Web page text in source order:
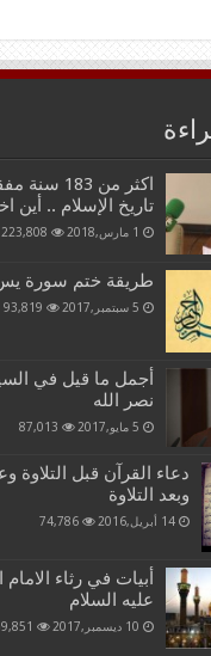
اكثر من 183
تاريخ الإسلام .. أين
1 مارس,2018 223,808
طريقة ختم سورة يس
5 سبتمبر,2017 93,819
أجمل ما قيل في
نصر الله
5 مايو,2017 87,013
دعاء القرآن قبل التلاوة
وبعد التلاوة
14 أبريل,2016 74,786
أبيات في رثاء
عليه السلام
10 ديسمبر,2017